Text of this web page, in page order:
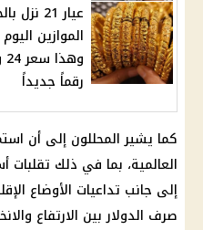
عيار
رقماً جديداً
كما يشير المحللون إلى أن
العالمية، بما في ذلك تقلبات
إلى جانب تداعيات الأوضاع
صرف الدولار بين الارتفاع